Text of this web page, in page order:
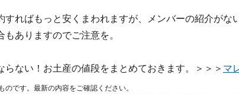
すればもっと安くまわれますが、メンバーの紹介がな
もありますのでご注意を。
らない！お土産の値段をまとめておきます。＞＞＞ マ
です。最新の内容をご確認ください。